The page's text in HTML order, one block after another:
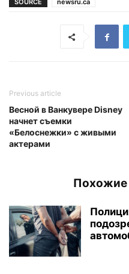
SOURCE newsru.ca
Previous article
Весной в Ванкувере Disney
начнет съемки
«Белоснежки» с живыми
актерами
Похожие